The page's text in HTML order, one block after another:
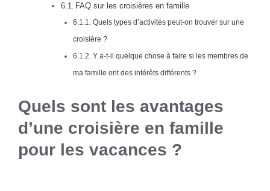
FAQ sur les croisières en famille
Quels types d’activités peut-on trouver sur une
croisière ?
Y a-t-il quelque chose à faire si les membres de
ma famille ont des intérêts différents ?
Quels sont les avantages
d’une croisière en famille
pour les vacances ?